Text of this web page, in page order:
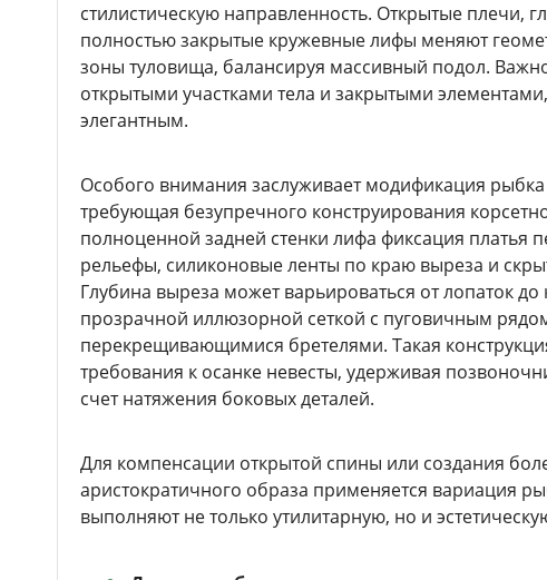
стилистическую направленность. Открытые плечи,
полностью закрытые кружевные лифы меняют
зоны туловища, балансируя массивный подол.
открытыми участками тела и закрытыми
элегантным.
Особого внимания заслуживает модификация
требующая безупречного конструирования
полноценной задней стенки лифа фиксация платья
рельефы, силиконовые ленты по краю выреза и
Глубина выреза может варьироваться от лопаток
прозрачной иллюзорной сеткой с пуговичным
перекрещивающимися бретелями. Такая
требования к осанке невесты, удерживая
счет натяжения боковых деталей.
Для компенсации открытой спины или создания
аристократичного образа применяется вариация
выполняют не только утилитарную, но и